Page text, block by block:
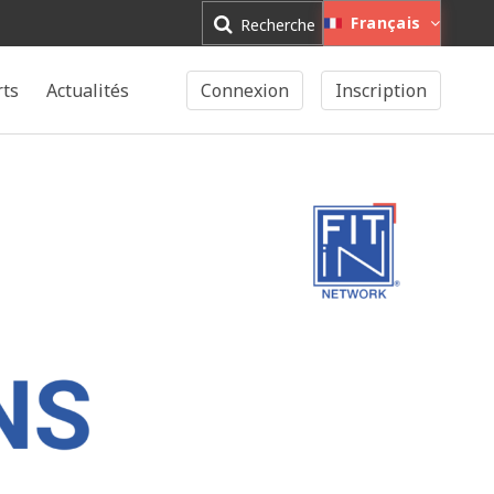
Recherche Français
Actualités Connexion Inscription